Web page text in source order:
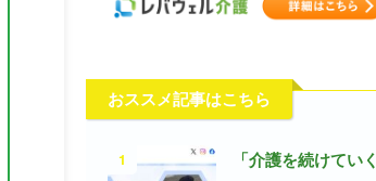
おススメ記事はこちら
1
「介護を続けていく